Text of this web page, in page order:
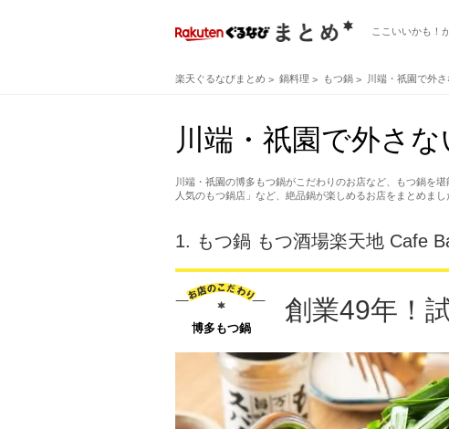
ここいいかも！
楽天ぐるなびまとめ 鍋料理 もつ鍋 川端・祇園で外
川端・祇園で外さ
川端・祇園の博多もつ鍋がこだわりのお店など、もつ鍋を
人気のもつ鍋店」など、絶品鍋が楽しめるお店をまとめまし
1. もつ鍋 もつ酒場楽天地 Cafe
博多もつ鍋
創業49年！